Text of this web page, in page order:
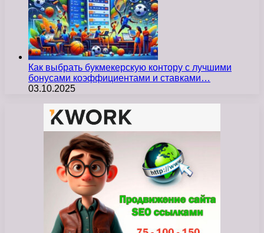
Как выбрать букмекерскую контору с лучшими
бонусами коэффициентами и ставками…
03.10.2025